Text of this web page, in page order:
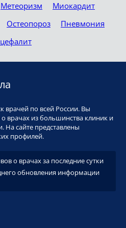
Метеоризм
Миокардит
Остеопороз
Пневмония
врачей по всей России. Вы
врачах из большинства клиник и
На сайте представлены
профилей.
о врачах за последние сутки
обновления информации